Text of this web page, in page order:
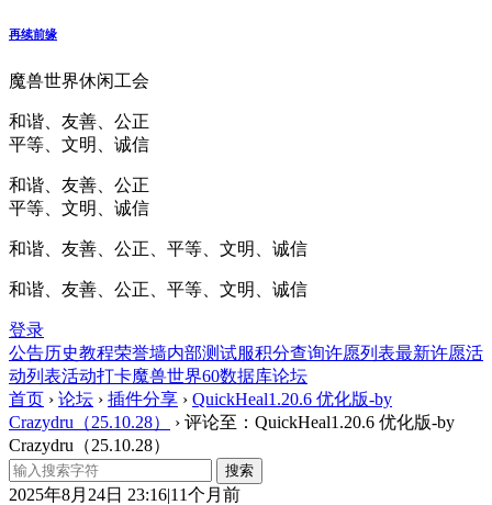
再续前缘
魔兽世界休闲工会
和谐、友善、公正
平等、文明、诚信
和谐、友善、公正
平等、文明、诚信
和谐、友善、公正、平等、文明、诚信
和谐、友善、公正、平等、文明、诚信
登录
公告历史教程荣誉墙内部测试服积分查询许愿列表最新许愿活
动列表活动打卡魔兽世界60数据库论坛
首页 › 论坛 › 插件分享 › QuickHeal1.20.6 优化版-by
Crazydru（25.10.28）
› 评论至：QuickHeal1.20.6 优化版-by
Crazydru（25.10.28）
2025年8月24日 23:16|11个月前